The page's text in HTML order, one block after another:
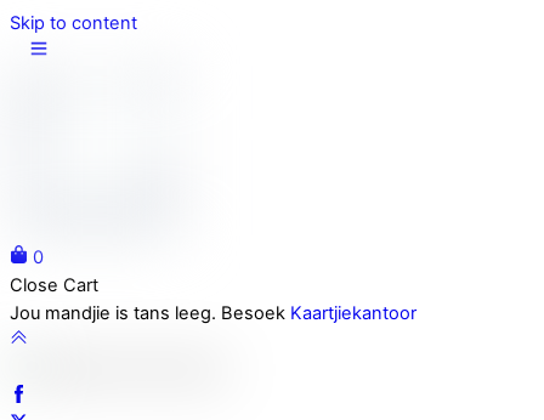
Skip to content
0
Close Cart
Jou mandjie is tans leeg. Besoek Kaartjiekantoor